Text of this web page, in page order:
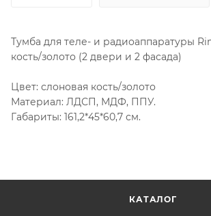
Тумба для теле- и радиоаппаратуры
кость/золото (2 двери и 2 фасада)
Цвет: слоновая кость/золото
Материал: ЛДСП, МДФ, ППУ.
Габариты: 161,2*45*60,7 см.
КАТАЛОГ